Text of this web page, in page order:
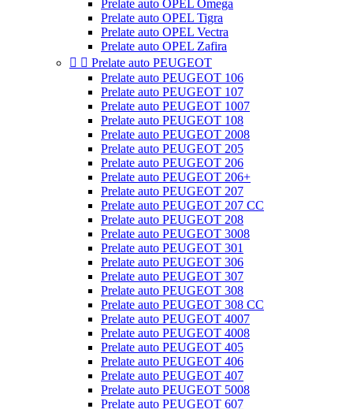
Prelate auto OPEL Omega
Prelate auto OPEL Tigra
Prelate auto OPEL Vectra
Prelate auto OPEL Zafira
  Prelate auto PEUGEOT
Prelate auto PEUGEOT 106
Prelate auto PEUGEOT 107
Prelate auto PEUGEOT 1007
Prelate auto PEUGEOT 108
Prelate auto PEUGEOT 2008
Prelate auto PEUGEOT 205
Prelate auto PEUGEOT 206
Prelate auto PEUGEOT 206+
Prelate auto PEUGEOT 207
Prelate auto PEUGEOT 207 CC
Prelate auto PEUGEOT 208
Prelate auto PEUGEOT 3008
Prelate auto PEUGEOT 301
Prelate auto PEUGEOT 306
Prelate auto PEUGEOT 307
Prelate auto PEUGEOT 308
Prelate auto PEUGEOT 308 CC
Prelate auto PEUGEOT 4007
Prelate auto PEUGEOT 4008
Prelate auto PEUGEOT 405
Prelate auto PEUGEOT 406
Prelate auto PEUGEOT 407
Prelate auto PEUGEOT 5008
Prelate auto PEUGEOT 607